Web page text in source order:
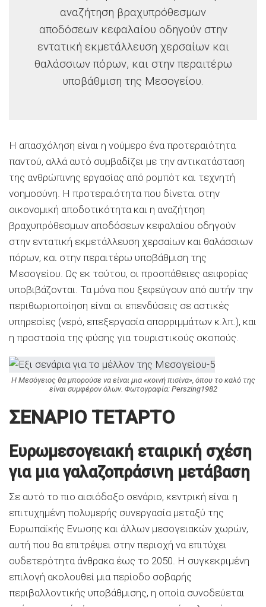
αναζήτηση βραχυπρόθεσμων
αποδόσεων κεφαλαίου οδηγούν στην
εντατική εκμετάλλευση χερσαίων και
θαλάσσιων πόρων, και στην περαιτέρω
υποβάθμιση της Μεσογείου.
Η απασχόληση είναι η νούμερο ένα προτεραιότητα
παντού, αλλά αυτό συμβαδίζει με την αντικατάσταση
της ανθρώπινης εργασίας από ρομπότ και τεχνητή
νοημοσύνη. Η προτεραιότητα που δίνεται στην
οικονομική αποδοτικότητα και η αναζήτηση
βραχυπρόθεσμων αποδόσεων κεφαλαίου οδηγούν
στην εντατική εκμετάλλευση χερσαίων και θαλάσσιων
πόρων, και στην περαιτέρω υποβάθμιση της
Μεσογείου. Ως εκ τούτου, οι προσπάθειες αειφορίας
υποβιβάζονται. Τα μόνα που ξεφεύγουν από αυτήν την
περιθωριοποίηση είναι οι επενδύσεις σε αστικές
υπηρεσίες (νερό, επεξεργασία απορριμμάτων κ.λπ.), και
η προστασία της φύσης για τουριστικούς σκοπούς.
Η Μεσόγειος θα μπορούσε να είναι μια «κοινή πισίνα», όπου το καλό της
είναι συμφέρον όλων. Φωτογραφία: Perszing1982
ΣΕΝΑΡΙΟ ΤΕΤΑΡΤΟ
Ευρωμεσογειακή εταιρική σχέση
για μια γαλαζοπράσινη μετάβαση
Σε αυτό το πιο αισιόδοξο σενάριο, κεντρική είναι η
επιτυχημένη πολυμερής συνεργασία μεταξύ της
Ευρωπαϊκής Ενωσης και άλλων μεσογειακών χωρών,
αυτή που θα επιτρέψει στην περιοχή να επιτύχει
ουδετερότητα άνθρακα έως το 2050. Η συγκεκριμένη
επιλογή ακολουθεί μια περίοδο σοβαρής
περιβαλλοντικής υποβάθμισης, η οποία συνοδεύεται